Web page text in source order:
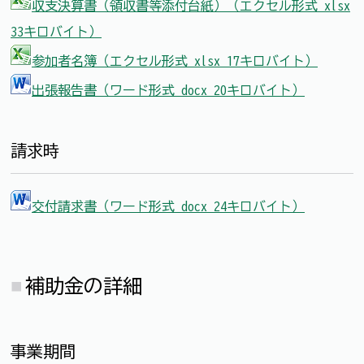
収支決算書（領収書等添付台紙）（エクセル形式 xlsx
33キロバイト）
参加者名簿（エクセル形式 xlsx 17キロバイト）
出張報告書（ワード形式 docx 20キロバイト）
請求時
交付請求書（ワード形式 docx 24キロバイト）
補助金の詳細
事業期間